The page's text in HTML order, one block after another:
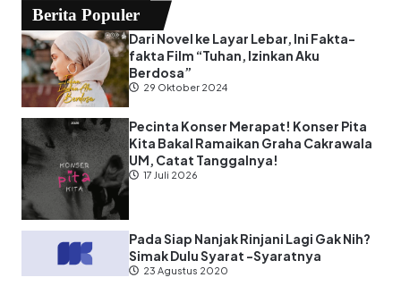
Berita Populer
Dari Novel ke Layar Lebar, Ini Fakta-
fakta Film “Tuhan, Izinkan Aku
Berdosa”
29 Oktober 2024
Pecinta Konser Merapat! Konser Pita
Kita Bakal Ramaikan Graha Cakrawala
UM, Catat Tanggalnya!
17 Juli 2026
Pada Siap Nanjak Rinjani Lagi Gak Nih?
Simak Dulu Syarat -Syaratnya
23 Agustus 2020